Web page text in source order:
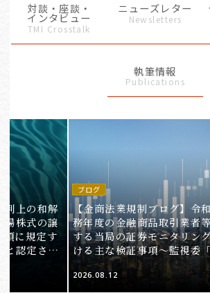
対談・座談・
インタビュー
TMI Crosstalk
ニューズレター
Newsletters
執筆情報
Publications
判上の和解
場株式の譲
に規定す
と認定され
ブログ
【金商法業規制ブログ】令
務年度の金融商品取引業者
する当局の証券モニタリン
ける主な検証事項～監視委
8事務年度 証券モニタリン
方針」の解説～（第2回）
2026.08.12